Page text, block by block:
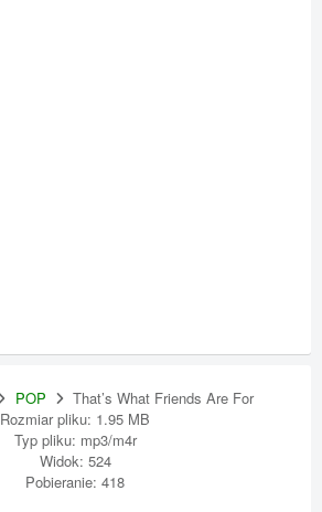
POP
That’s What Friends Are For
Rozmiar pliku: 1.95 MB
Typ pliku: mp3/m4r
Widok: 524
Pobieranie: 418